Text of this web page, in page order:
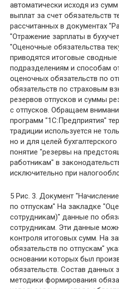
автоматически исходя из
выплат за счет обязательств
рассчитанных в документах
"Отражение зарплаты в
"Оценочные обязательства
приводятся итоговые
подразделениям и способам
оценочных обязательств по
обязательств по страховым
резервов отпусков и суммы
с отпусков. Обращаем
программ "1С:Предприятия"
традиции используется не
но и для целей
понятие "резервы на
работникам" в
исключительно при
5 Рис. 3. Документ
по отпускам" На закладке
сотрудникам)" данные по
сотрудникам. Эти данные
контроля итоговых сумм. На
обязательств по отпускам"
основании которых был
обязательств. Состав данных
методики формирования